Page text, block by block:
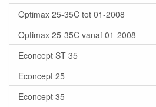
Optimax 25-35C tot 01-2008
Optimax 25-35C vanaf 01-2008
Econcept ST 35
Econcept 25
Econcept 35